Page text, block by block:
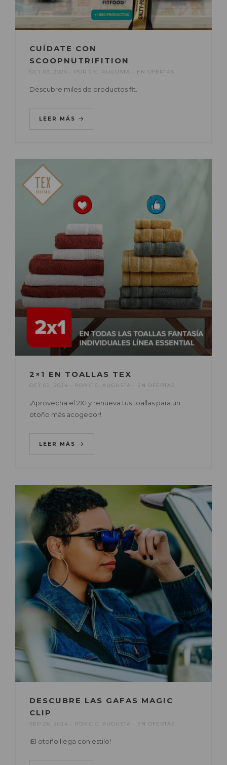
CUÍDATE CON
SCOOPNUTRIFITION
OCT 03, 2024 POR C.C. AUGUSTA EN OFERTAS
Descubre miles de productos fit.
LEER MÁS
2×1 EN TOALLAS TEX
OCT 02, 2024 POR C.C. AUGUSTA EN OFERTAS
¡Aprovecha el 2X1 y renueva tus toallas para un
otoño más acogedor!
LEER MÁS
DESCUBRE LAS GAFAS MAGIC
CLIP
SEP 26, 2024 POR C.C. AUGUSTA EN OFERTAS
¡El otoño llega con estilo!